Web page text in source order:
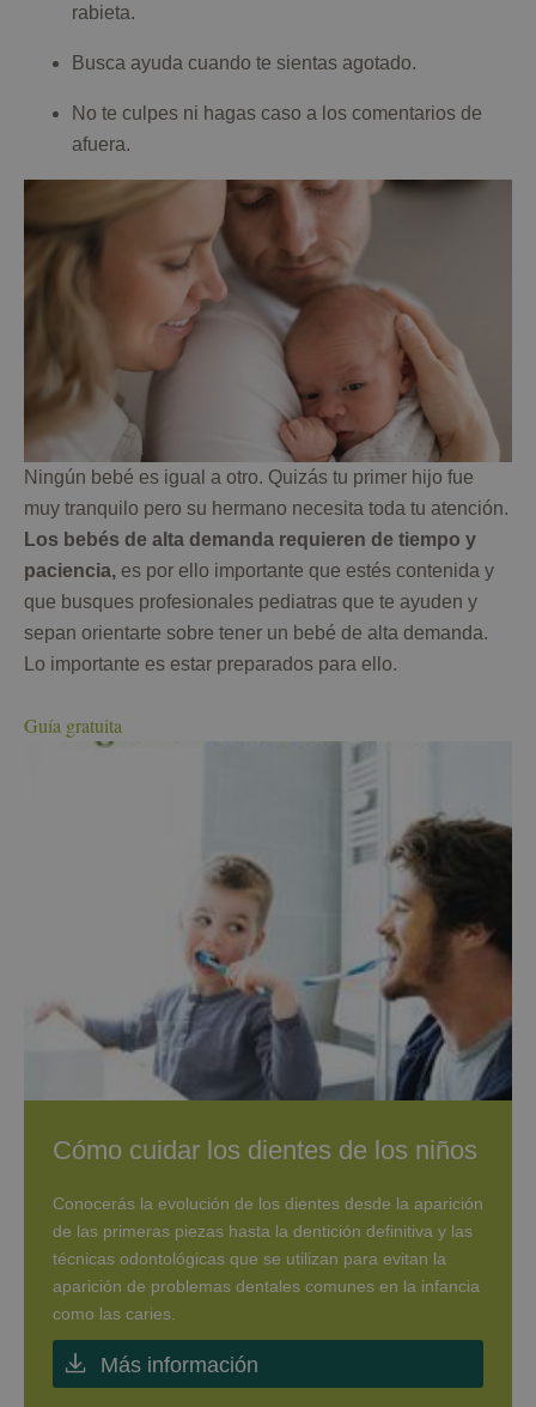
rabieta.
Busca ayuda cuando te sientas agotado.
No te culpes ni hagas caso a los comentarios de
afuera.
Ningún bebé es igual a otro. Quizás tu primer hijo fue
muy tranquilo pero su hermano necesita toda tu atención.
Los bebés de alta demanda requieren de tiempo y
paciencia, es por ello importante que estés contenida y
que busques profesionales pediatras que te ayuden y
sepan orientarte sobre tener un bebé de alta demanda.
Lo importante es estar preparados para ello.
Guía gratuita
Cómo cuidar los dientes de los niños
Conocerás la evolución de los dientes desde la aparición
de las primeras piezas hasta la dentición definitiva y las
técnicas odontológicas que se utilizan para evitan la
aparición de problemas dentales comunes en la infancia
como las caries.
Más información